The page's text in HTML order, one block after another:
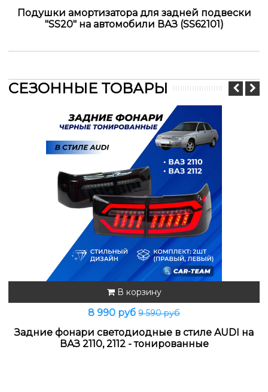
Подушки амортизатора для задней подвески
"SS20" на автомобили ВАЗ (SS62101)
СЕЗОННЫЕ ТОВАРЫ
В корзину
8 990 руб 9 590 руб
Задние фонари светодиодные в стиле AUDI на
ВАЗ 2110, 2112 - тонированные